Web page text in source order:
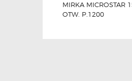
MIRKA MICROSTAR
OTW. P.1200